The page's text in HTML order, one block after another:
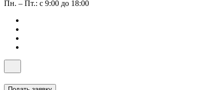
Пн. – Пт.: с 9:00 до 18:00